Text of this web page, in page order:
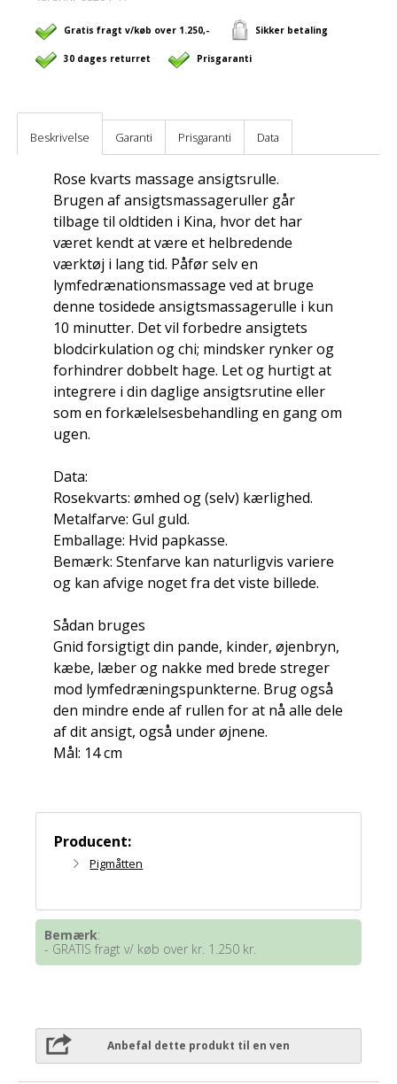
Gratis fragt v/køb over 1.250,- Sikker betaling
30 dages returret Prisgaranti
Beskrivelse Garanti Prisgaranti Data
Rose kvarts massage ansigtsrulle.
Brugen af ansigtsmassageruller går
tilbage til oldtiden i Kina, hvor det har
været kendt at være et helbredende
værktøj i lang tid. Påfør selv en
lymfedrænationsmassage ved at bruge
denne tosidede ansigtsmassagerulle i kun
10 minutter. Det vil forbedre ansigtets
blodcirkulation og chi; mindsker rynker og
forhindrer dobbelt hage. Let og hurtigt at
integrere i din daglige ansigtsrutine eller
som en forkælelsesbehandling en gang om
ugen.
Data:
Rosekvarts: ømhed og (selv) kærlighed.
Metalfarve: Gul guld.
Emballage: Hvid papkasse.
Bemærk: Stenfarve kan naturligvis variere
og kan afvige noget fra det viste billede.
Sådan bruges
Gnid forsigtigt din pande, kinder, øjenbryn,
kæbe, læber og nakke med brede streger
mod lymfedræningspunkterne. Brug også
den mindre ende af rullen for at nå alle dele
af dit ansigt, også under øjnene.
Mål: 14 cm
Producent:
Pigmåtten
Bemærk:
- GRATIS fragt v/ køb over kr. 1.250 kr.
Anbefal dette produkt til en ven